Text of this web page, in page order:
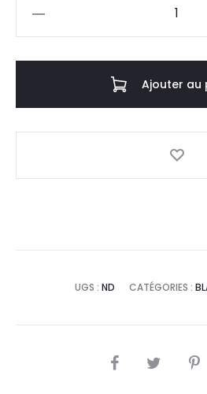
Ajouter au
UGS : ND CATÉGORIES :
SHARE